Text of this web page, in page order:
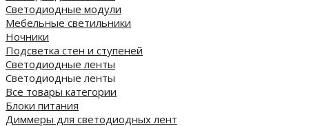
Светодиодные модули
Мебельные светильники
Ночники
Подсветка стен и ступеней
Светодиодные ленты
Светодиодные ленты
Все товары категории
Блоки питания
Диммеры для светодиодных лент